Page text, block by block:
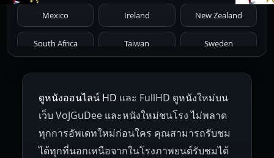
1966 1965 1964 1963 1962
1959 1955
1945 1942 1941 1940 1939
1937 1930
Mexico Ireland New Zealand
South Africa Taiwan Sweden
Netherlands Russia Poland
Hungary Denmark Bulgaria
Czech Republic Brazil Turkey
ดูหนังออนไลน์ HD และ FullHD ดูหนังใหม่บน
เว็บ VoJGuDee และหนังใหม่ชนโรง ไม่พลาด
ทุกการอัพเดทใหม่ก่อนใคร คุณสามารถรับชม
ได้ทุกที่นอกเหนือจากในโรงภาพยนต์รับชมได้